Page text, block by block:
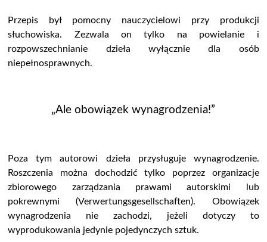
Przepis był pomocny nauczycielowi przy produkcji
słuchowiska. Zezwala on tylko na powielanie i
rozpowszechnianie dzieła wyłącznie dla osób
niepełnosprawnych.
„Ale obowiązek wynagrodzenia!”
Poza tym autorowi dzieła przysługuje wynagrodzenie.
Roszczenia można dochodzić tylko poprzez organizacje
zbiorowego zarządzania prawami autorskimi lub
pokrewnymi (Verwertungsgesellschaften). Obowiązek
wynagrodzenia nie zachodzi, jeżeli dotyczy to
wyprodukowania jedynie pojedynczych sztuk.